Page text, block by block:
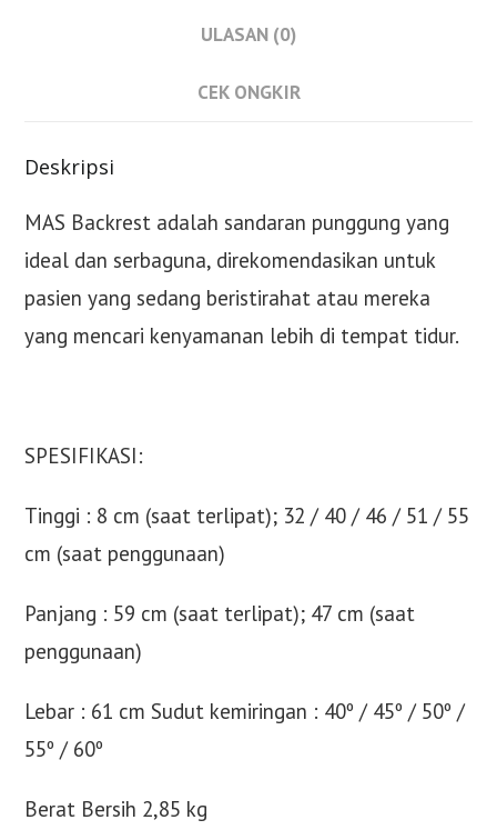
ULASAN (0)
CEK ONGKIR
Deskripsi
MAS Backrest adalah sandaran punggung yang
ideal dan serbaguna, direkomendasikan untuk
pasien yang sedang beristirahat atau mereka
yang mencari kenyamanan lebih di tempat tidur.
SPESIFIKASI:
Tinggi : 8 cm (saat terlipat); 32 / 40 / 46 / 51 / 55
cm (saat penggunaan)
Panjang : 59 cm (saat terlipat); 47 cm (saat
penggunaan)
Lebar : 61 cm Sudut kemiringan : 40º / 45º / 50º /
55º / 60º
Berat Bersih 2,85 kg